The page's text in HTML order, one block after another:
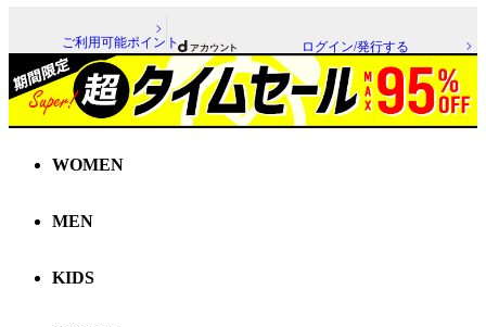
ご利用可能ポイント ログイン/発行する
WOMEN
MEN
KIDS